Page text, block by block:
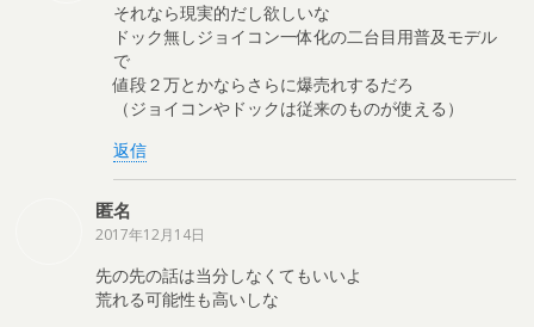
それなら現実的だし欲しいな
ドック無しジョイコン一体化の二台目用普及モデル
で
値段２万とかならさらに爆売れするだろ
（ジョイコンやドックは従来のものが使える）
返信
匿名
2017年12月14日
先の先の話は当分しなくてもいいよ
荒れる可能性も高いしな